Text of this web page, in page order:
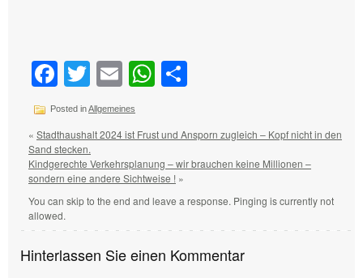
Facebook
Twitter
EmailWhatsApp
Posted inAllgemeines
« Stadthaushalt 2024 ist Frust und Ansporn zugleich – Kopf nicht in den
Sand stecken.
Kindgerechte Verkehrsplanung – wir brauchen keine Millionen –
sondern eine andere Sichtweise ! »
You can skip to the end and leave a response. Pinging is currently not
allowed.
Hinterlassen Sie einen Kommentar